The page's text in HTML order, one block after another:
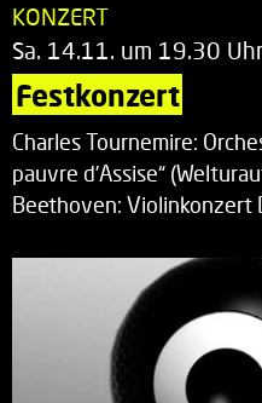
KONZERT
Sa. 14.11. um 19.30 Uhr
Festkonzert
Charles Tournemire:
pauvre d’Assise“
Beethoven: Violinkonzert